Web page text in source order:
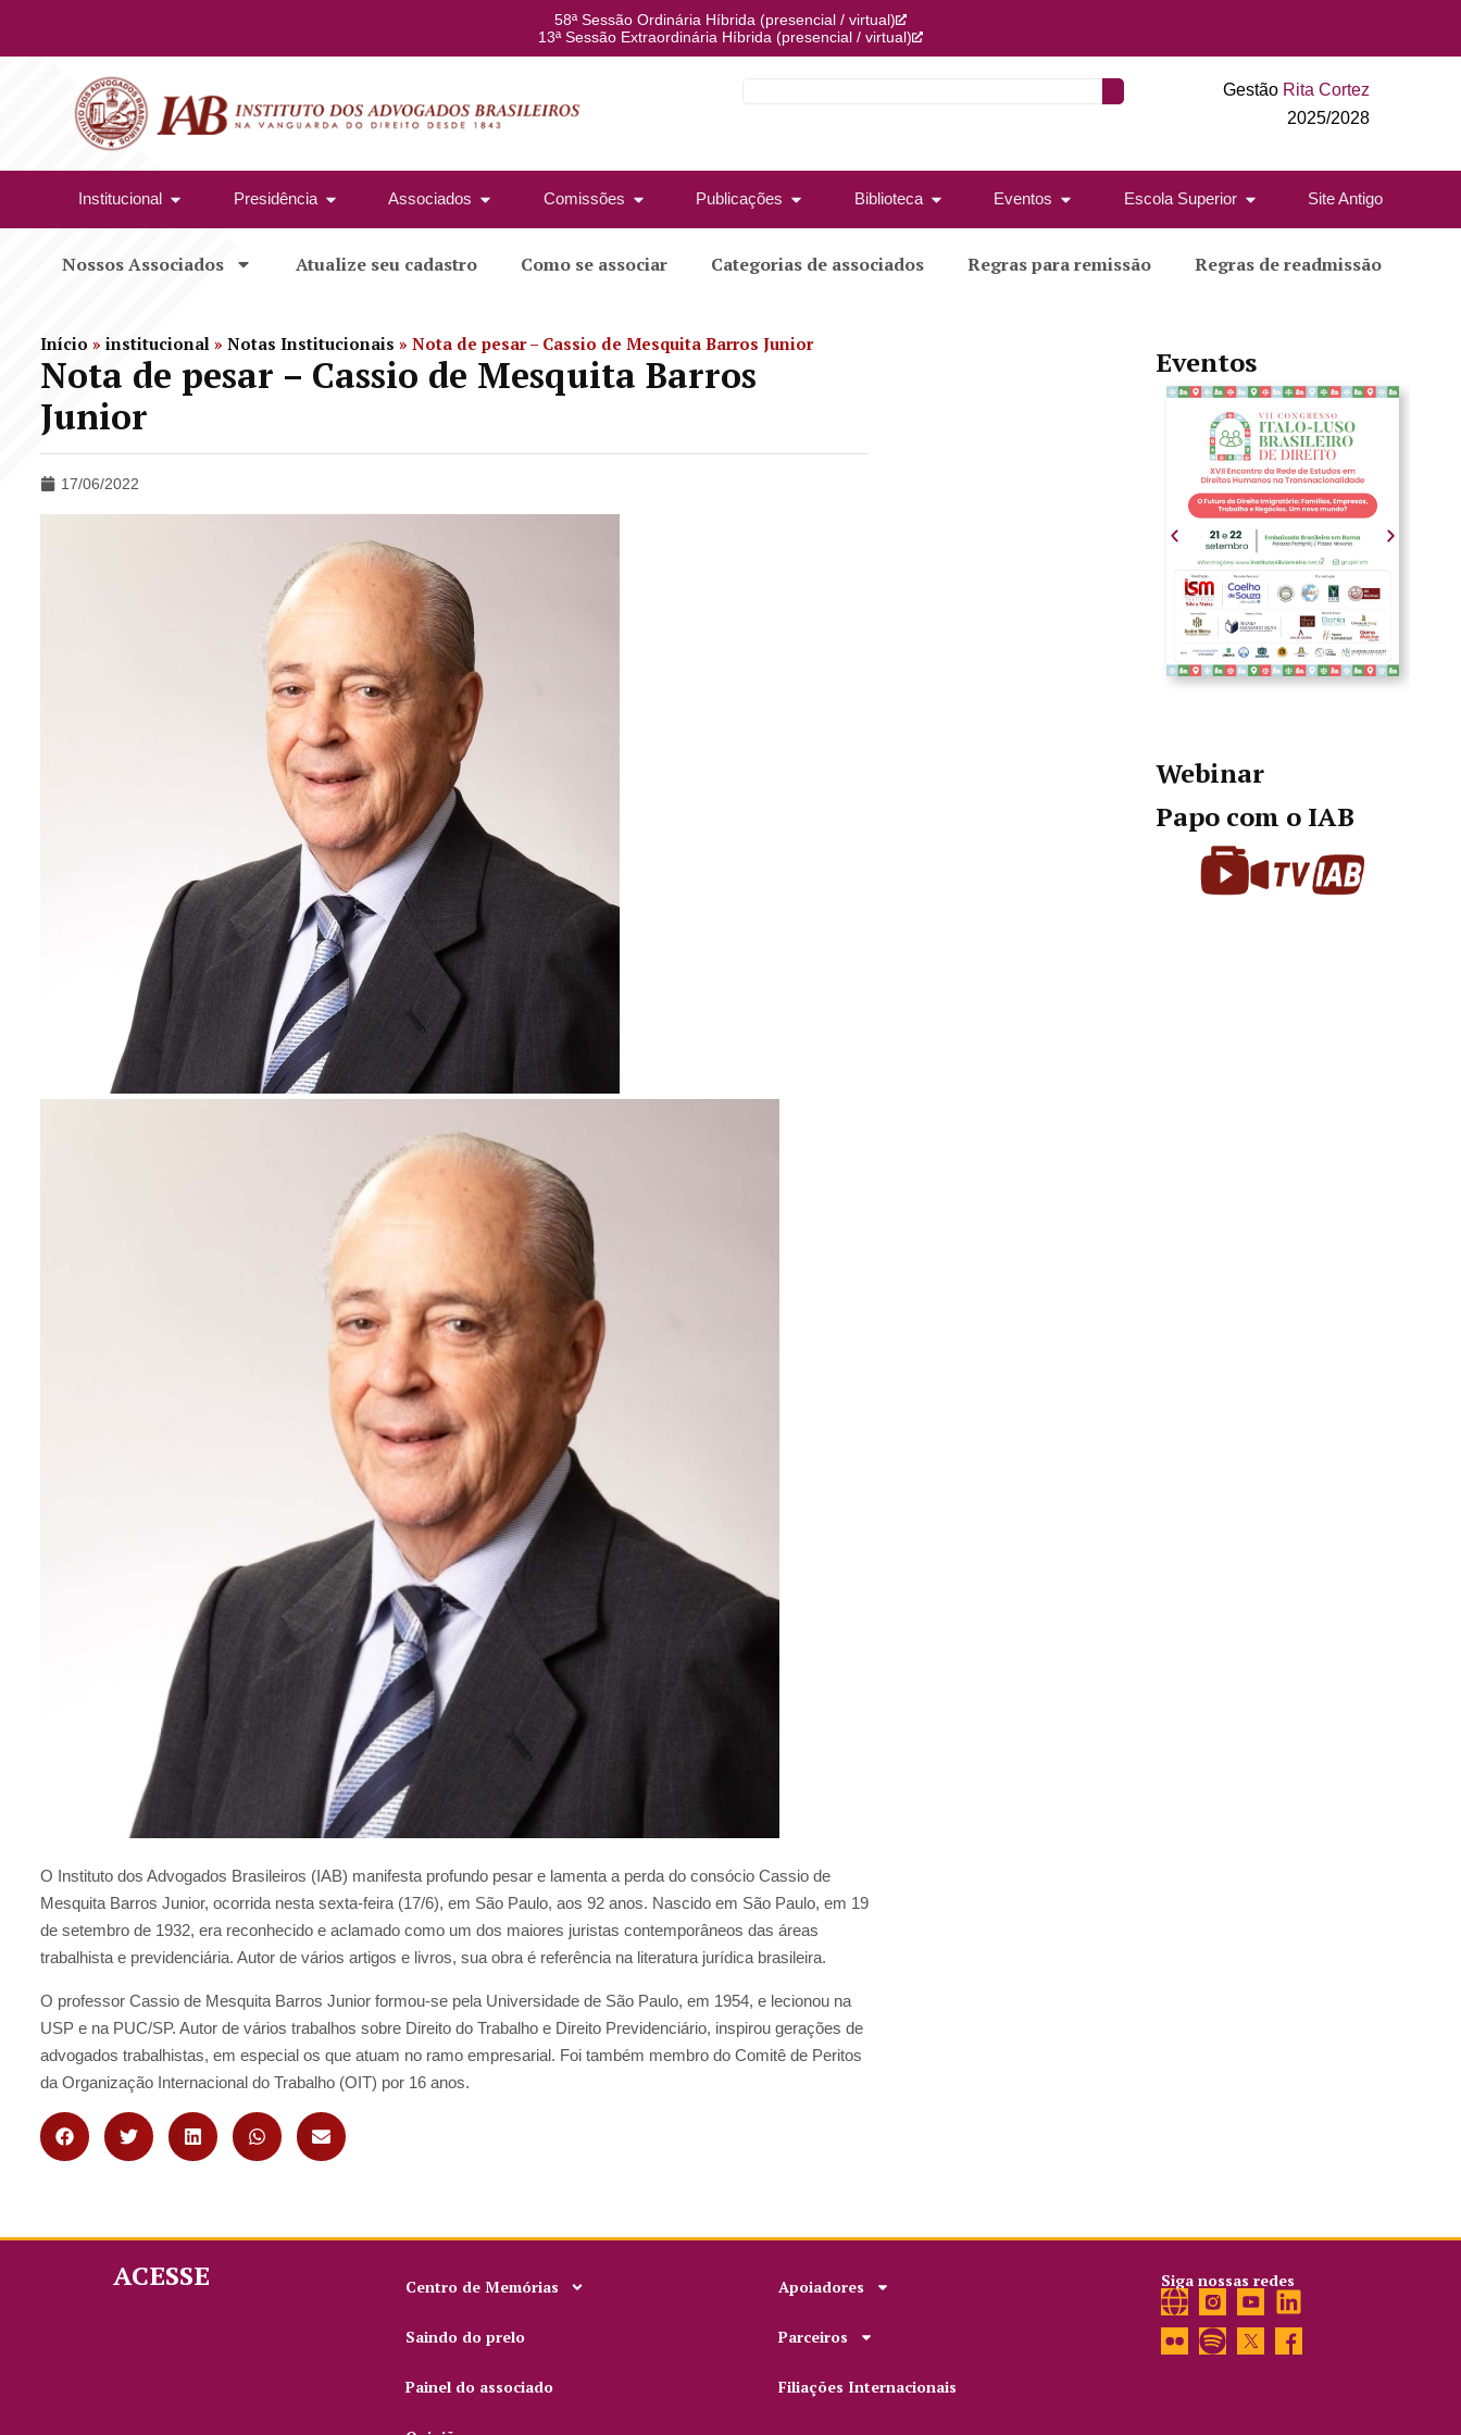
58ª Sessão Ordinária Híbrida (presencial / virtual)
13ª Sessão Extraordinária Híbrida (presencial / virtual)
Gestão Rita Cortez
2025/2028
Institucional Presidência Associados Comissões Publicações Biblioteca Eventos Escola Superior Site Antigo
Nossos Associados Atualize seu cadastro Como se associar Categorias de associados Regras para remissão Regras de readmissão
Início » institucional » Notas Institucionais » Nota de pesar – Cassio de Mesquita Barros Junior
Nota de pesar – Cassio de Mesquita Barros
Junior
17/06/2022
O Instituto dos Advogados Brasileiros (IAB) manifesta profundo pesar e lamenta a perda do consócio Cassio de
Mesquita Barros Junior, ocorrida nesta sexta-feira (17/6), em São Paulo, aos 92 anos. Nascido em São Paulo, em 19
de setembro de 1932, era reconhecido e aclamado como um dos maiores juristas contemporâneos das áreas
trabalhista e previdenciária. Autor de vários artigos e livros, sua obra é referência na literatura jurídica brasileira.
O professor Cassio de Mesquita Barros Junior formou-se pela Universidade de São Paulo, em 1954, e lecionou na
USP e na PUC/SP. Autor de vários trabalhos sobre Direito do Trabalho e Direito Previdenciário, inspirou gerações de
advogados trabalhistas, em especial os que atuam no ramo empresarial. Foi também membro do Comitê de Peritos
da Organização Internacional do Trabalho (OIT) por 16 anos.
Eventos
Webinar
Papo com o IAB
ACESSE Centro de Memórias
Saindo do prelo
Painel do associado
Apoiadores
Parceiros
Filiações Internacionais
Siga nossas redes